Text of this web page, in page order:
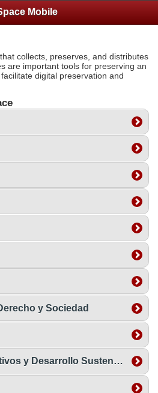
Mobile
collects, preserves, and distributes
are important tools for preserving an
digital preservation and
y Sociedad
10 Sistemas Productivos y Desarrollo Sustentable